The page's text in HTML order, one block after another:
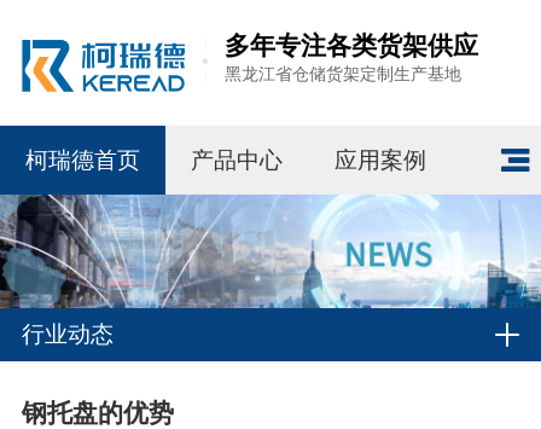
多年专注各类货架供应
黑龙江省仓储货架定制生产基地
柯瑞德首页 产品中心 应用案例
行业动态
钢托盘的优势